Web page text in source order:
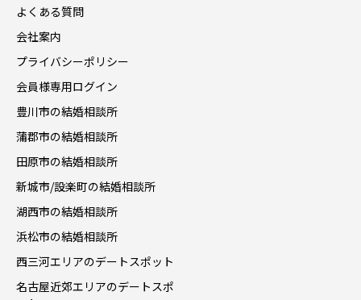
よくある質問
会社案内
プライバシーポリシー
会員様専用ログイン
豊川市の結婚相談所
蒲郡市の結婚相談所
田原市の結婚相談所
新城市/設楽町の結婚相談所
湖西市の結婚相談所
浜松市の結婚相談所
西三河エリアのデートスポット
名古屋近郊エリアのデートスポ